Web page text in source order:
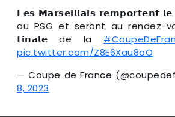
𝗟𝗲𝘀 𝗠𝗮𝗿𝘀𝗲𝗶𝗹𝗹𝗮𝗶𝘀 𝗿𝗲𝗺𝗽𝗼𝗿𝘁𝗲𝗻𝘁
au PSG et seront au rendez-
𝗳𝗶𝗻𝗮𝗹𝗲 de la
pic.twitter.com/Z8E6Xau8oO
— Coupe de France
8, 2023